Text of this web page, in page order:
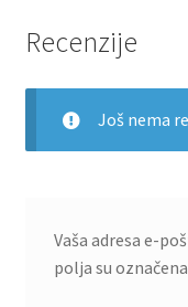
Recenzije
Još nema
Vaša adresa e-
polja su